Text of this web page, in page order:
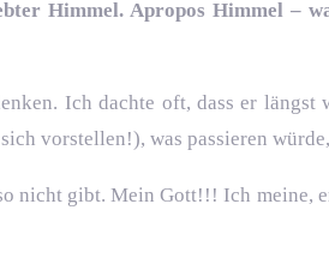
Himmel. Apropos Himmel –
Ich dachte oft, dass er längst
vorstellen!), was passieren
nicht gibt. Mein Gott!!! Ich meine,